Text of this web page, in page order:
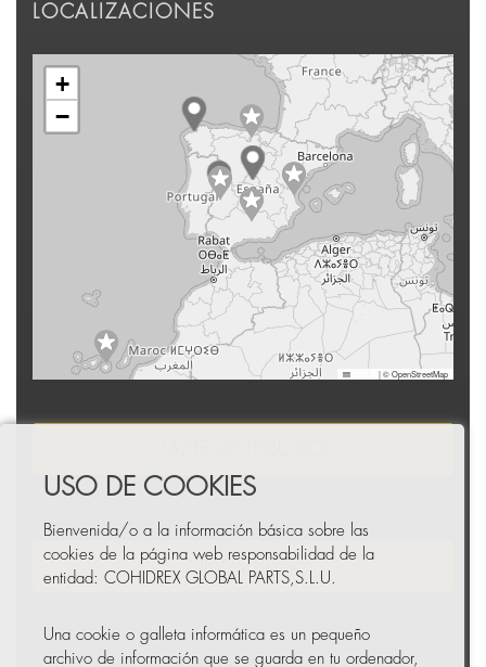
LOCALIZACIONES
+
−
|© OpenStreetMap
NEWSLETTER
USO DE COOKIES
Bienvenida/o a la información básica sobre las
cookies de la página web responsabilidad de la
entidad: COHIDREX GLOBAL PARTS,S.L.U.
Una cookie o galleta informática es un pequeño
archivo de información que se guarda en tu ordenador,